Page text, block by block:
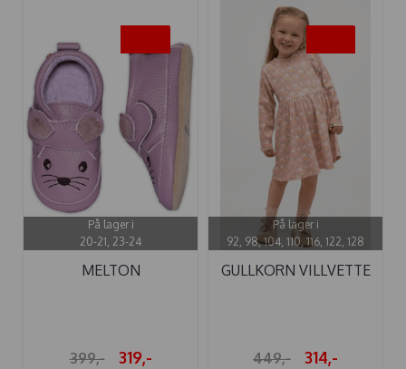
På lager i
20-21, 23-24
MELTON
399,- 319,-
På lager i
92, 98, 104, 110, 116, 122, 128
GULLKORN VILLVETTE
449,- 314,-